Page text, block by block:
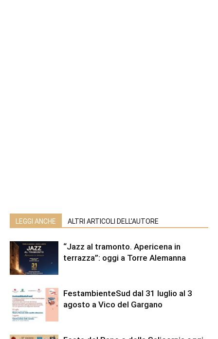
LEGGI ANCHE ALTRI ARTICOLI DELL'AUTORE
“Jazz al tramonto. Apericena in
terrazza”: oggi a Torre Alemanna
FestambienteSud dal 31 luglio al 3
agosto a Vico del Gargano